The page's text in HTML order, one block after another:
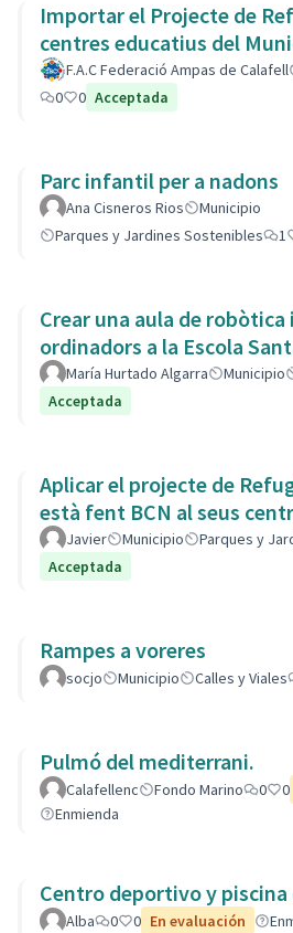
Importar el Projecte de
centres educatius del
F.A.C Federació Ampas de Calafell
0
0 Acceptada
Parc infantil per a nadons
Ana Cisneros Rios
Municipio
Parques y Jardines Sostenibles
1
Crear una aula de
ordinadors a la Escola
María Hurtado Algarra Municipio
Acceptada
Aplicar el projecte de
està fent BCN al seus
Javier Municipio Parques y
Acceptada
Rampes a voreres
socjo Municipio Calles y Viales
Pulmó del mediterrani.
Calafellenc Fondo Marino 0 0
Enmienda
Centro deportivo y
Alba 0 0 En evaluación